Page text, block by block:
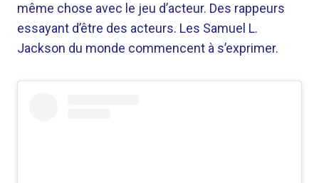
même chose avec le jeu d’acteur. Des rappeurs
essayant d’être des acteurs. Les Samuel L.
Jackson du monde commencent à s’exprimer.